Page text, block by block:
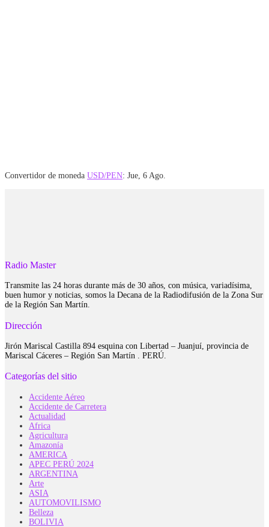
Convertidor de moneda USD/PEN: Jue, 6 Ago.
Radio Master
Transmite las 24 horas durante más de 30 años, con música, variadísima,
buen humor y noticias, somos la Decana de la Radiodifusión de la Zona Sur
de la Región San Martín.
Dirección
Jirón Mariscal Castilla 894 esquina con Libertad – Juanjuí, provincia de
Mariscal Cáceres – Región San Martín . PERÚ.
Categorías del sitio
Accidente Aéreo
Accidente de Carretera
Actualidad
Africa
Agricultura
Amazonía
AMERICA
APEC PERÚ 2024
ARGENTINA
Arte
ASIA
AUTOMOVILISMO
Belleza
BOLIVIA